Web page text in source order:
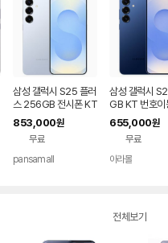
삼성 갤럭시 S25 플러
스 256GB 전시폰 KT
번호이동 완납 90요금
제
853,000원
무료
pansamall
삼성 갤럭시
GB KT 번호이
80요금제
655,000원
무료
아라몰
전체보기